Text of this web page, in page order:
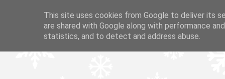
This site uses cookies from Google to deliver its
are shared with Google along with performance
statistics, and to detect and address abuse.